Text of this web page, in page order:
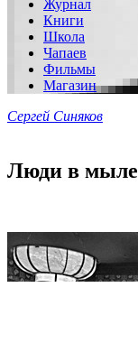
Журнал
Книги
Школа
Чапаев
Фильмы
Магазин
Сергей Синяков
Люди в мыле